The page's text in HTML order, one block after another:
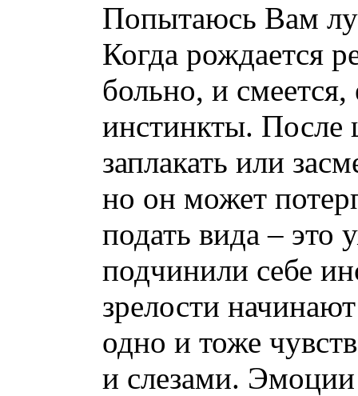
Попытаюсь Вам
Когда рождается
больно, и
инстинкты. После
заплакать или
но он может
подать вида – это
подчинили себе
зрелости
одно и тоже
и слезами.